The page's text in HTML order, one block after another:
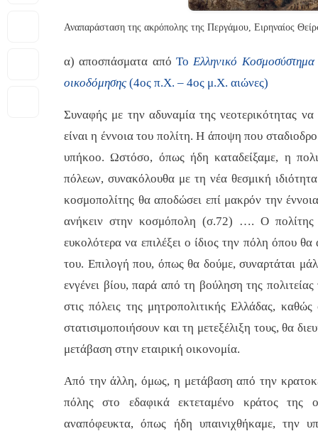
Αναπαράσταση της ακρόπολης της Περγάμου, Ειρηναίος
α) αποσπάσματα από Το Ελληνικό Κοσμοσύστημα
οικοδόμησης (4ος π.Χ. – 4ος μ.Χ. αιώνες)
Συναφής με την αδυναμία της νεοτερικότητας να
είναι η έννοια του πολίτη. Η άποψη που
υπήκοο. Ωστόσο, όπως ήδη καταδείξαμε, η
πόλεων, συνακόλουθα με τη νέα θεσμική
κοσμοπολίτης θα αποδώσει επί μακρόν την
ανήκειν στην κοσμόπολη (σ.72) …. Ο πολίτης
ευκολότερα να επιλέξει ο ίδιος την πόλη όπου
του. Επιλογή που, όπως θα δούμε, συναρτάται
ενγένει βίου, παρά από τη βούληση της
στις πόλεις της μητροπολιτικής Ελλάδας,
στατισιμοποιήσουν και τη μετεξέλιξη τους, θα
μετάβαση στην εταιρική οικονομία.
Από την άλλη, όμως, η μετάβαση από την
πόλης στο εδαφικά εκτεταμένο κράτος της
αναπόφευκτα, όπως ήδη υπαινιχθήκαμε, την